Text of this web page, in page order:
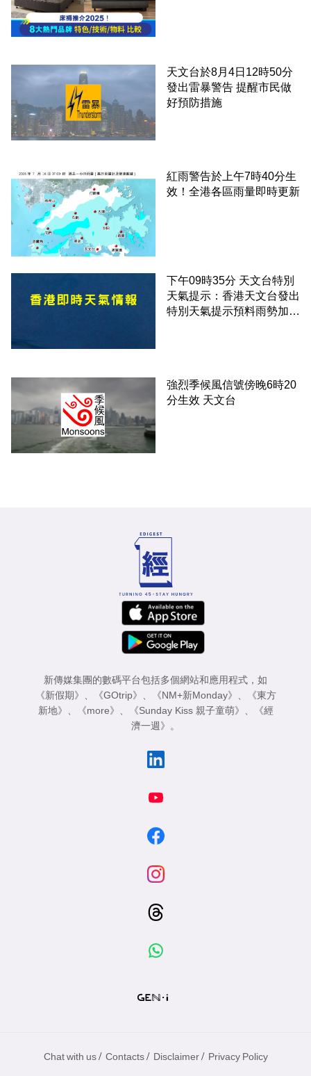
天文台於8月4日12時50分
發出雷暴警告 提醒市民做
好預防措施
紅雨警告於上午7時40分生
效！全港各區雨量即時更新
下午09時35分 天文台特別
天氣提示：香港天文台發出
特別天氣提示預料雨勢加劇
強烈季候風信號傍晚6時20
分生效 天文台
新傳媒集團的數碼平台包括多個網站和應用程式，如
《新假期》 、 《GOtrip》 、 《NM+新Monday》 、
《東方
新地》 、 《more》 、 《Sunday Kiss 親子童萌》 、
《經
濟一週》 。
Chat with us / Contacts / Disclaimer / Privacy Policy